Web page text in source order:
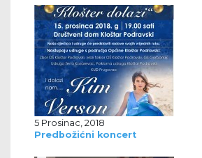
5 Prosinac, 2018
Predbožićni koncert